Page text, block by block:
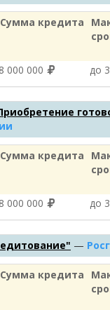
Сумма кредита
8 000 000 до
Сумма кредита
8 000 000 до
—
Сумма кредита